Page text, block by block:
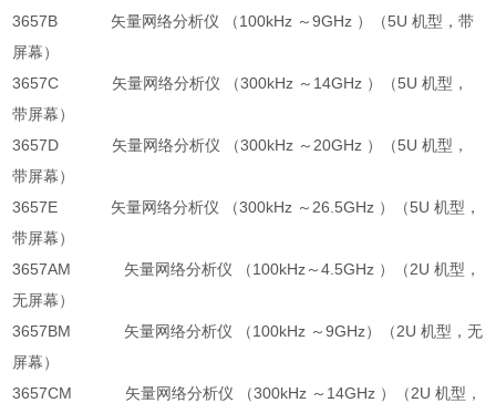
3657B 矢量网络分析仪 （100kHz ～9GHz ）（5U 机型，带
屏幕）
3657C 矢量网络分析仪 （300kHz ～14GHz ）（5U 机型，
带屏幕）
3657D 矢量网络分析仪 （300kHz ～20GHz ）（5U 机型，
带屏幕）
3657E 矢量网络分析仪 （300kHz ～26.5GHz ）（5U 机型，
带屏幕）
3657AM 矢量网络分析仪 （100kHz～4.5GHz ）（2U 机型，
无屏幕）
3657BM 矢量网络分析仪 （100kHz ～9GHz）（2U 机型，无
屏幕）
3657CM 矢量网络分析仪 （300kHz ～14GHz ）（2U 机型，